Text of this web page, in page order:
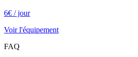
6€ / jour
Voir l'équipement
FAQ